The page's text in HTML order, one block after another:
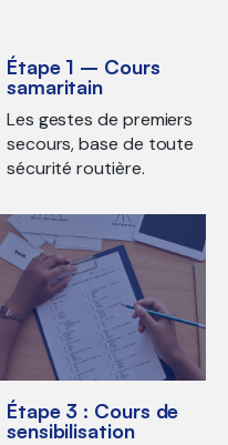
Étape 1 – Cours
samaritain
Les gestes de premiers
secours, base de toute
sécurité routière.
Étape 3 : Cours de
sensibilisation